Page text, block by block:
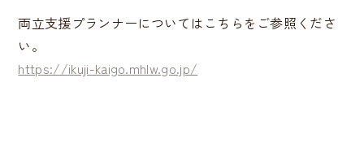
両立支援プランナーについてはこちらをご参照くださ
い。
https://ikuji-kaigo.mhlw.go.jp/